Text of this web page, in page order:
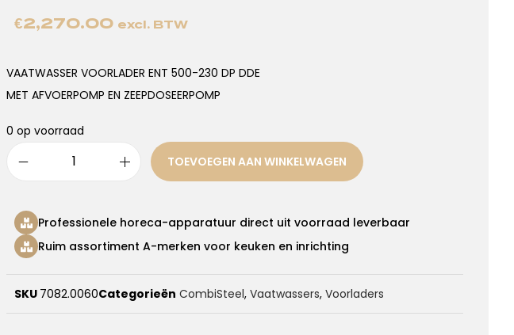
€2,270.00 excl. BTW
VAATWASSER VOORLADER ENT 500-230 DP DDE
MET AFVOERPOMP EN ZEEPDOSEERPOMP
0 op voorraad
TOEVOEGEN AAN WINKELWAGEN
Professionele horeca-apparatuur direct uit voorraad leverbaar
Ruim assortiment A-merken voor keuken en inrichting
SKU 7082.0060Categorieën CombiSteel, Vaatwassers, Voorladers